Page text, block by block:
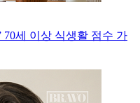
70세 이상 식생활 점수 가